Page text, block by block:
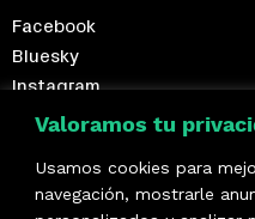
Valoramos tu
Usamos cookies para
navegación, mostrarle
Facebook
Bluesky
Instagram
Telegram
¡Hazte socio/a!